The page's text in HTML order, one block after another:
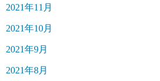
2021年11月
2021年10月
2021年9月
2021年8月